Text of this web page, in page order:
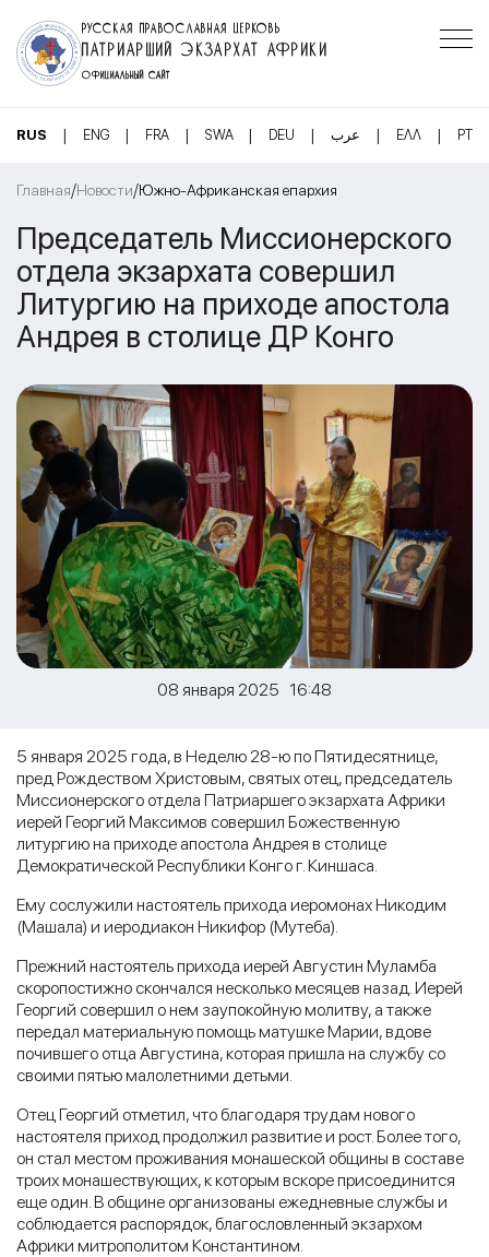
РУССКАЯ ПРАВОСЛАВНАЯ ЦЕРКОВЬ
ПАТРИАРШИЙ ЭКЗАРХАТ АФРИКИ
ОФИЦИАЛЬНЫЙ САЙТ
RUS | ENG | FRA | SWA | DEU | عرب | ΕΛΛ | PT
Главная/Новости/Южно-Африканская епархия
Председатель Миссионерского
отдела экзархата совершил
Литургию на приходе апостола
Андрея в столице ДР Конго
08 января 2025 16:48
5 января 2025 года, в Неделю 28-ю по Пятидесятнице,
пред Рождеством Христовым, святых отец, председатель
Миссионерского отдела Патриаршего экзархата Африки
иерей Георгий Максимов совершил Божественную
литургию на приходе апостола Андрея в столице
Демократической Республики Конго г. Киншаса.
Ему сослужили настоятель прихода иеромонах Никодим
(Машала) и иеродиакон Никифор (Мутеба).
Прежний настоятель прихода иерей Августин Муламба
скоропостижно скончался несколько месяцев назад. Иерей
Георгий совершил о нем заупокойную молитву, а также
передал материальную помощь матушке Марии, вдове
почившего отца Августина, которая пришла на службу со
своими пятью малолетними детьми.
Отец Георгий отметил, что благодаря трудам нового
настоятеля приход продолжил развитие и рост. Более того,
он стал местом проживания монашеской общины в составе
троих монашествующих, к которым вскоре присоединится
еще один. В общине организованы ежедневные службы и
соблюдается распорядок, благословленный экзархом
Африки митрополитом Константином.